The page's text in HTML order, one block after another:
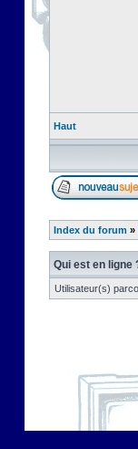
Haut
Index du forum »
Qui est en ligne
Utilisateur(s)